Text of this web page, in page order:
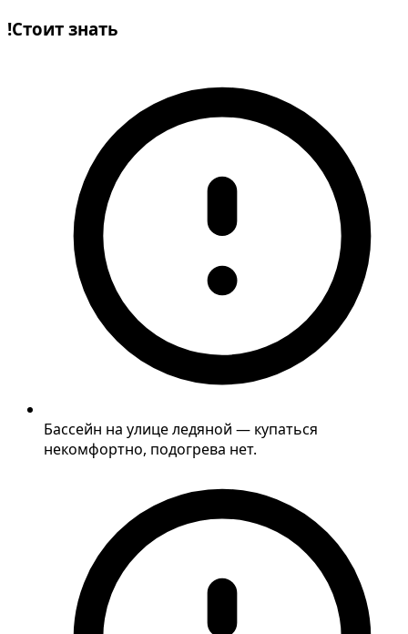
!Стоит знать
Бассейн на улице ледяной — купаться
некомфортно, подогрева нет.